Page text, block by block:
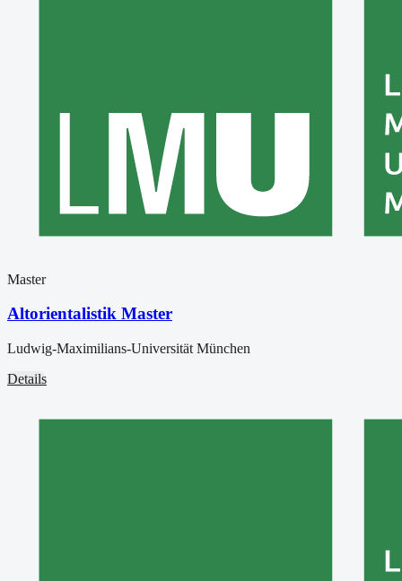
Master
Altorientalistik Master
Ludwig-Maximilians-Universität München
Details